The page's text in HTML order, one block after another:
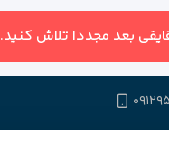
بعد مجددا تلاش کنید.